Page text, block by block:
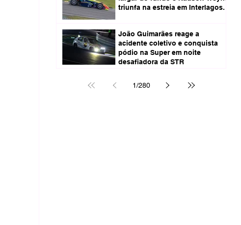
triunfa na estreia em Interlagos.
João Guimarães reage a
acidente coletivo e conquista
pódio na Super em noite
desafiadora da STR
1/280